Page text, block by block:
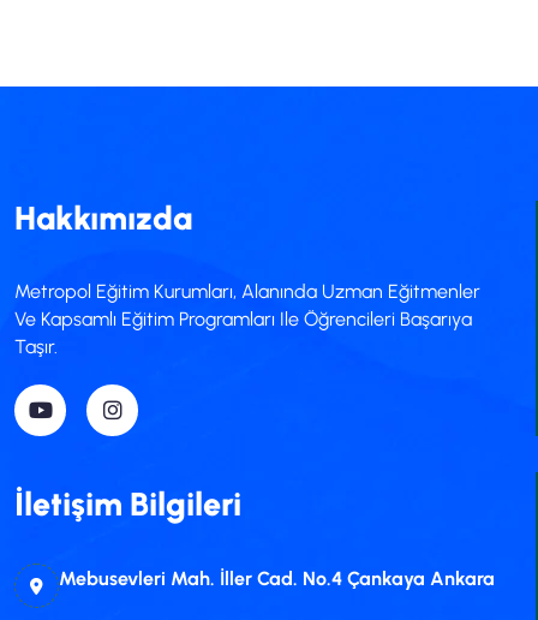
Hakkımızda
Metropol Eğitim Kurumları, Alanında Uzman Eğitmenler
Ve Kapsamlı Eğitim Programları Ile Öğrencileri Başarıya
Taşır.
İletişim Bilgileri
Mebusevleri Mah. İller Cad. No.4 Çankaya Ankara